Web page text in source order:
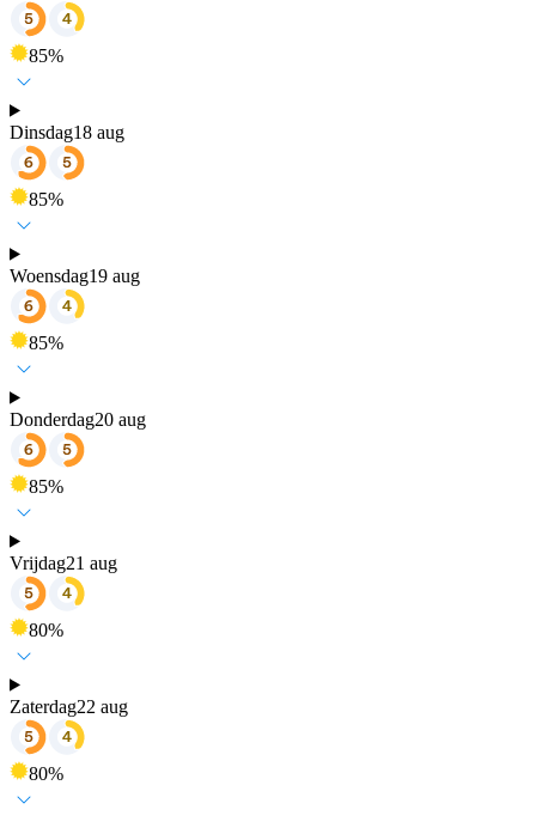
85%
Dinsdag18 aug
85%
Woensdag19 aug
85%
Donderdag20 aug
85%
Vrijdag21 aug
80%
Zaterdag22 aug
80%